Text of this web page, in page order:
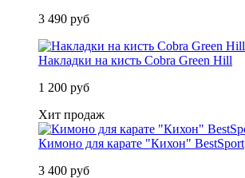
3 490 руб
Накладки на кисть Cobra Green Hill
1 200 руб
Хит продаж
Кимоно для карате "Кихон" BestSport
3 400 руб